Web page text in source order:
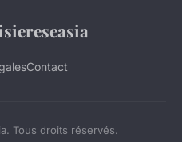
Contact
Tous droits réservés.